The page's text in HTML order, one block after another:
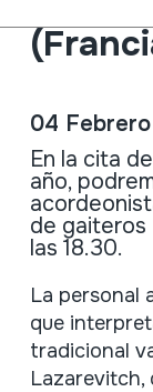
04
En la cita
año,
de gaiteros
las 18.30.
La personal
que
tradicional